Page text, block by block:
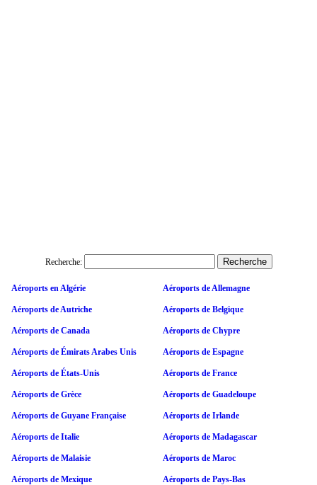
Recherche:
Aéroports en Algérie Aéroports de Allemagne
Aéroports de Autriche Aéroports de Belgique
Aéroports de Canada Aéroports de Chypre
Aéroports de Émirats Arabes Unis Aéroports de Espagne
Aéroports de États-Unis Aéroports de France
Aéroports de Grèce Aéroports de Guadeloupe
Aéroports de Guyane Française Aéroports de Irlande
Aéroports de Italie Aéroports de Madagascar
Aéroports de Malaisie Aéroports de Maroc
Aéroports de Mexique Aéroports de Pays-Bas